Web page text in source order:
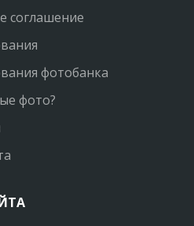
соглашение
фотобанка
фото?